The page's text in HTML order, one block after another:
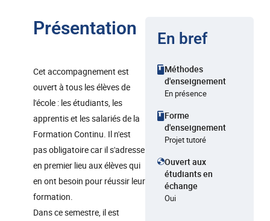
Présentation
Cet accompagnement est
ouvert à tous les élèves de
l'école : les étudiants, les
apprentis et les salariés de la
Formation Continu. Il n'est
pas obligatoire car il s'adresse
en premier lieu aux élèves qui
en ont besoin pour réussir leur
formation.
Dans ce semestre, il est
En bref
Méthodes
d'enseignement
En présence
Forme
d'enseignement
Projet tutoré
Ouvert aux
étudiants en
échange
Oui